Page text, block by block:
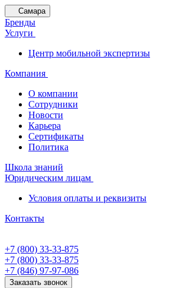
Самара
Бренды
Услуги
Центр мобильной экспертизы
Компания
О компании
Сотрудники
Новости
Карьера
Сертификаты
Политика
Школа знаний
Юридическим лицам
Условия оплаты и реквизиты
Контакты
+7 (800) 33-33-875
+7 (800) 33-33-875
+7 (846) 97-97-086
Заказать звонок